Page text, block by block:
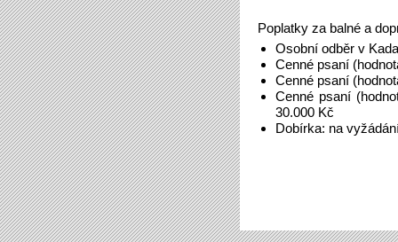
Poplatky za balné a
Osobní odběr v
Cenné psaní
Cenné psaní
Cenné psaní
30.000 Kč
Dobírka: na